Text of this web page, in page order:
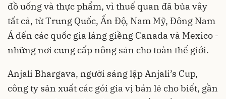
đồ uống và thực phẩm, vì thuế quan đã bủa vây
tất cả, từ Trung Quốc, Ấn Độ, Nam Mỹ, Đông Nam
Á đến các quốc gia láng giềng Canada và Mexico -
những nơi cung cấp nông sản cho toàn thế giới.
Anjali Bhargava, người sáng lập Anjali’s Cup,
công ty sản xuất các gói gia vị bán lẻ cho biết, gần